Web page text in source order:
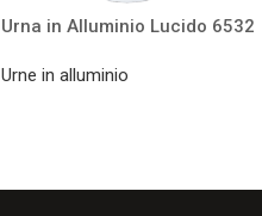
Urna in Alluminio Lucido 6532
Urne in alluminio